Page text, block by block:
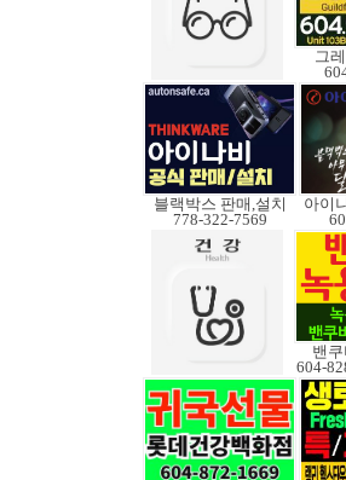
그
블랙박스 판매,설치
778-322-7569
아이
밴